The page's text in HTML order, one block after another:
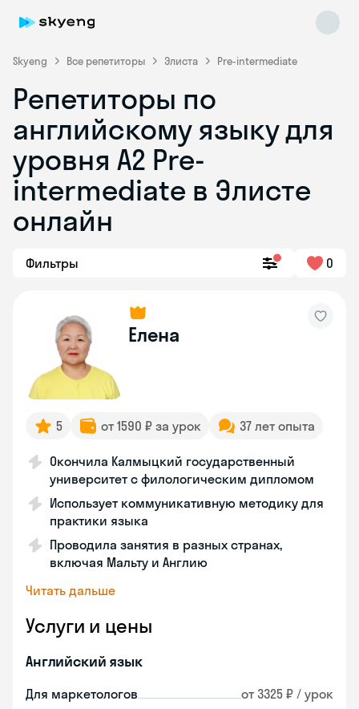
Skyeng Все репетиторы Элиста Pre-intermediate
Репетиторы по
английскому языку для
уровня A2 Pre-
intermediate в Элисте
онлайн
Фильтры 0
Елена
5 от 1590 ₽ за урок 37 лет опыта
Окончила Калмыцкий государственный
университет с филологическим дипломом
Использует коммуникативную методику для
практики языка
Проводила занятия в разных странах,
включая Мальту и Англию
Читать дальше
Услуги и цены
Английский язык
Для маркетологов от 3325 ₽ / урок
Skyeng Chat
online